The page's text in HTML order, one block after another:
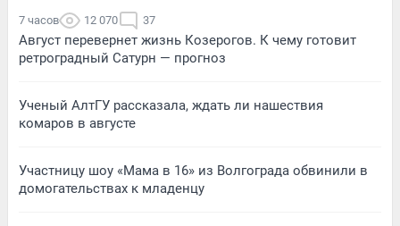
7 часов 12 070 37
Август перевернет жизнь Козерогов. К чему готовит
ретроградный Сатурн — прогноз
Ученый АлтГУ рассказала, ждать ли нашествия
комаров в августе
Участницу шоу «Мама в 16» из Волгограда обвинили в
домогательствах к младенцу